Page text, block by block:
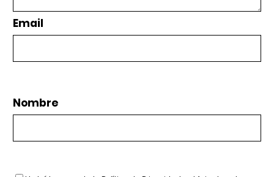
Email
Nombre